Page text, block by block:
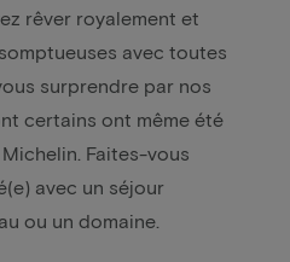
rêver royalement et
avec toutes
surprendre par nos
certains ont même été
Faites-vous
avec un séjour
ou un domaine.